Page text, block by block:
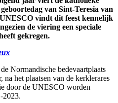
van Sint-Teresia van
vindt dit feest kennelijk
de viering een speciale
gekregen.
Normandische bedevaartplaats
het plaatsen van de kerklerares
door de UNESCO worden
2023.